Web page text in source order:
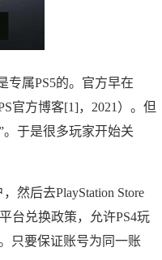
专属PS5的。官方早在
官方博客[1]，2021）。但
。于是很多玩家开始关
然后去PlayStation Store
台兑换政策，允许PS4玩
只要保证账号为同一账